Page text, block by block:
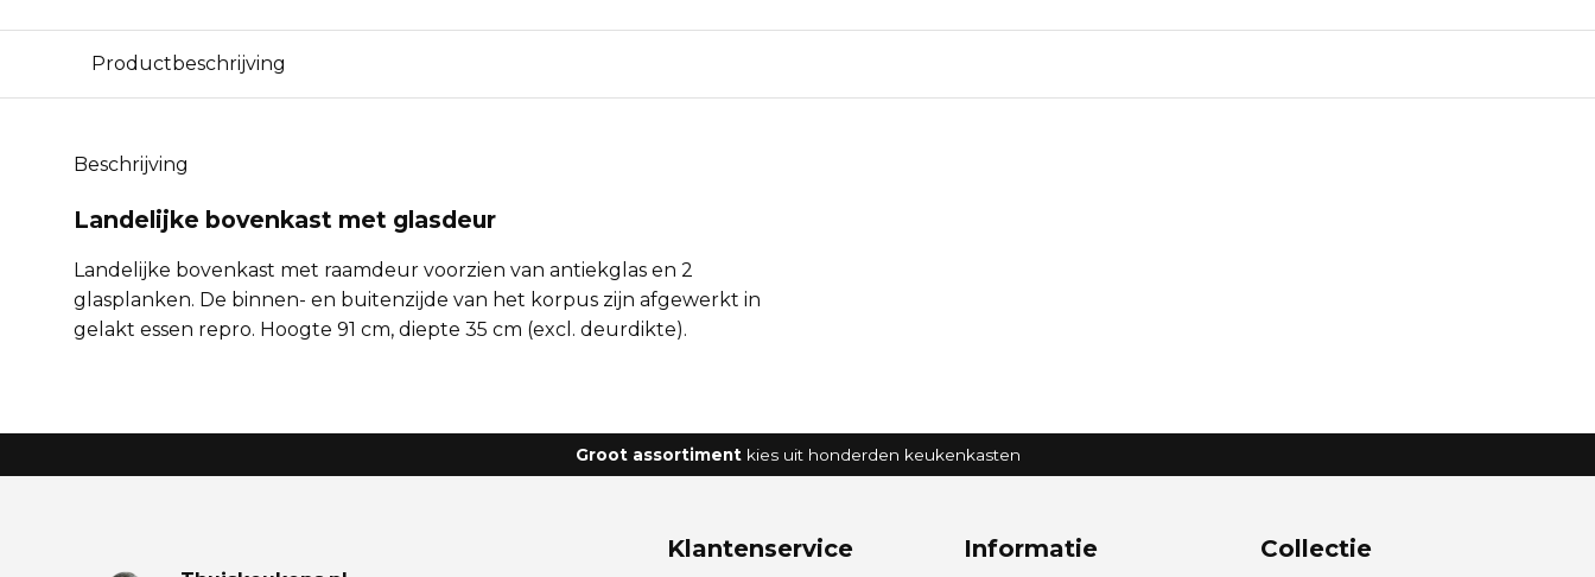
Productbeschrijving
Beschrijving
Landelijke bovenkast met glasdeur
Landelijke bovenkast met raamdeur voorzien van antiekglas en 2
glasplanken. De binnen- en buitenzijde van het korpus zijn afgewerkt in
gelakt essen repro. Hoogte 91 cm, diepte 35 cm (excl. deurdikte).
Groot assortiment kies uit honderden keukenkasten
Klantenservice Informatie Collectie